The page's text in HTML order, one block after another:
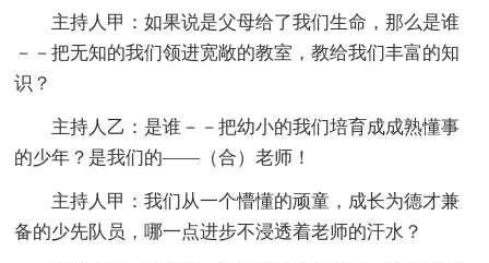
主持人甲：如果说是父母给了我们生命，那么是谁
－－把无知的我们领进宽敞的教室，教给我们丰富的知
识？
主持人乙：是谁－－把幼小的我们培育成成熟懂事
的少年？是我们的——（合）老师！
主持人甲：我们从一个懵懂的顽童，成长为德才兼
备的少先队员，哪一点进步不浸透着老师的汗水？